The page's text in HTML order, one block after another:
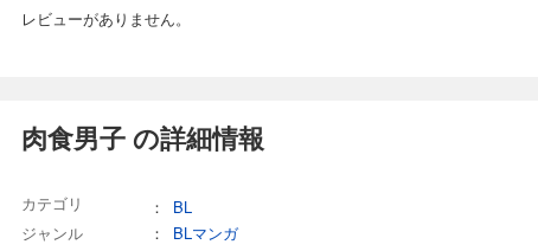
レビューがありません。
肉食男子 の詳細情報
カテゴリ ：
BL
ジャンル
：
BLマンガ